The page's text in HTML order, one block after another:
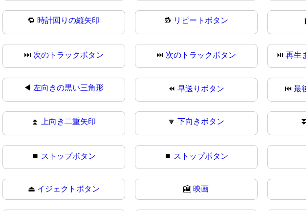
🔁 時計回りの縦矢印 🔂 リピートボタン
⏭️ 次のトラックボタン ⏭ 次のトラックボタン ⏯️再生
◀左向きの黒い三角形 ⏪ 早送りボタン ⏮️最
⏫上向き二重矢印 🔽下向きボタン ⏬
⏹️ ストップボタン ⏹ ストップボタン
⏏ イジェクトボタン 🎦 映画